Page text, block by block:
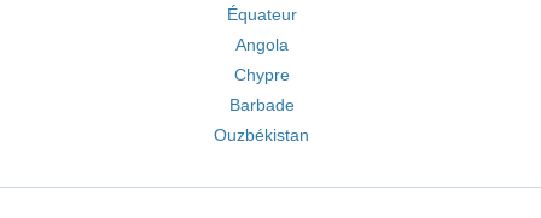
Équateur
Angola
Chypre
Barbade
Ouzbékistan